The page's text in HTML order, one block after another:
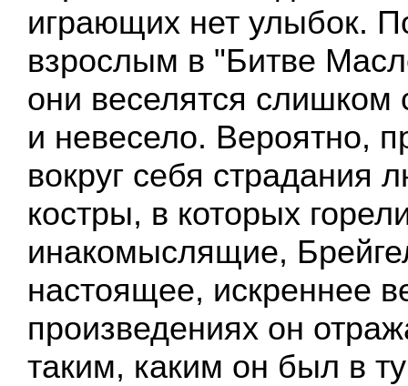
играющих нет улыбок.
взрослым в "Битве
они веселятся слишком
и невесело. Вероятно,
вокруг себя страдания
костры, в которых
инакомыслящие,
настоящее, искреннее
произведениях он
таким, каким он был в